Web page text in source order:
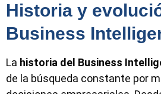
Historia y
Business
La historia del Business
de la búsqueda constante por